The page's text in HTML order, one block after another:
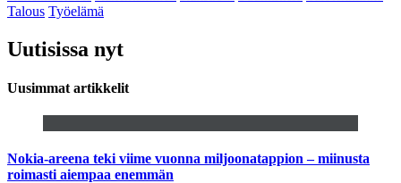
Talous Työelämä
Uutisissa nyt
Uusimmat artikkelit
Nokia-areena teki viime vuonna miljoonatappion – miinusta
roimasti aiempaa enemmän